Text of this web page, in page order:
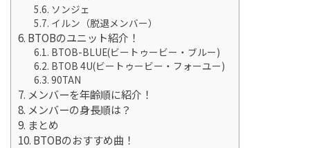
ソンジェ
イルン（脱退メンバー）
BTOBのユニット紹介！
BTOB-BLUE(ビートゥービー・ブルー)
BTOB 4U(ビートゥービー・フォーユー)
90TAN
メンバーを年齢順に紹介！
メンバーの身長順は？
まとめ
BTOBのおすすめ曲！